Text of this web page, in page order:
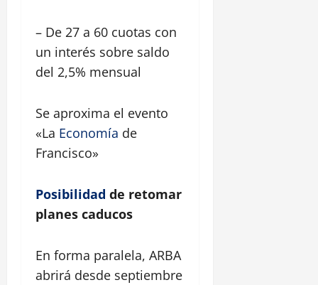
– De 27 a 60 cuotas con
un interés sobre saldo
del 2,5% mensual
Se aproxima el evento
«La Economía de
Francisco»
Posibilidad de retomar
planes caducos
En forma paralela, ARBA
abrirá desde septiembre